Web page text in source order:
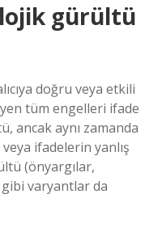
gürültü
doğru veya etkili
tüm engelleri ifade
ancak aynı zamanda
ifadelerin yanlış
(önyargılar,
varyantlar da